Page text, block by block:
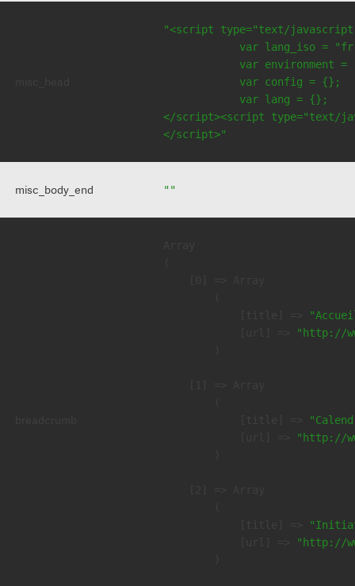
"<script type="text/
var lang_iso =
var environment =
            var config = {};
            var lang = {};
</script><script type="text/
</script>"
misc_body_end ""
"http://
"http://
"http://